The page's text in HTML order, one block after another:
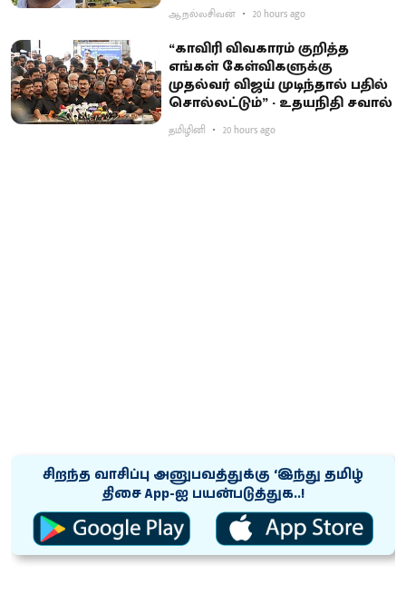
ஆ.நல்லசிவன் 20 hours ago
“காவிரி விவகாரம் குறித்த
எங்கள் கேள்விகளுக்கு
முதல்வர் விஜய் முடிந்தால் பதில்
சொல்லட்டும்” - உதயநிதி சவால்
தமிழினி 20 hours ago
சிறந்த வாசிப்பு அனுபவத்துக்கு ‘இந்து தமிழ்
திசை App-ஐ பயன்படுத்துக..!